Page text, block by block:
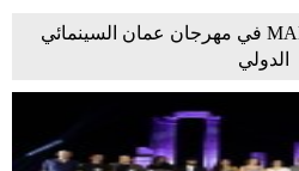
تعليم
أزياء
ستة جوائز لـ MAD Solutions في مهرجان عمان السينمائي
الدولي